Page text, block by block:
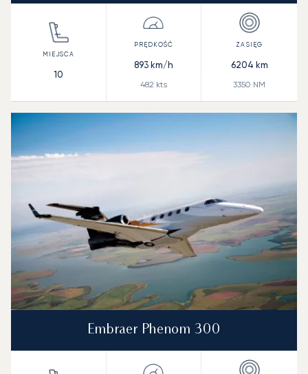
10
893km/h
482 kts
6204 km
3350 NM
Embraer Phenom 300